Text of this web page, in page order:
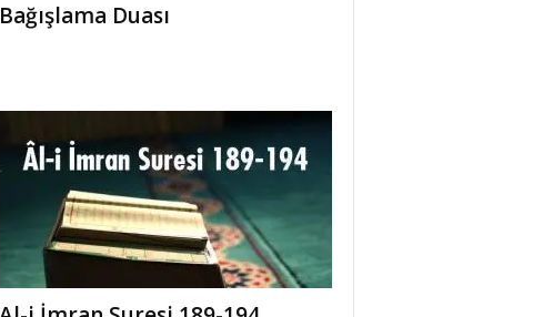
Bağışlama Duası